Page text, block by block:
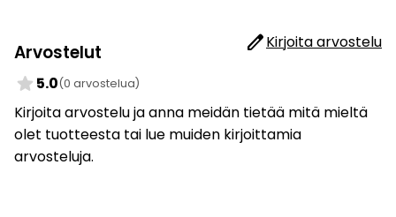
Arvostelut editKirjoita arvostelu
star 5.0(0 arvostelua)
Kirjoita arvostelu ja anna meidän tietää mitä mieltä
olet tuotteesta tai lue muiden kirjoittamia
arvosteluja.